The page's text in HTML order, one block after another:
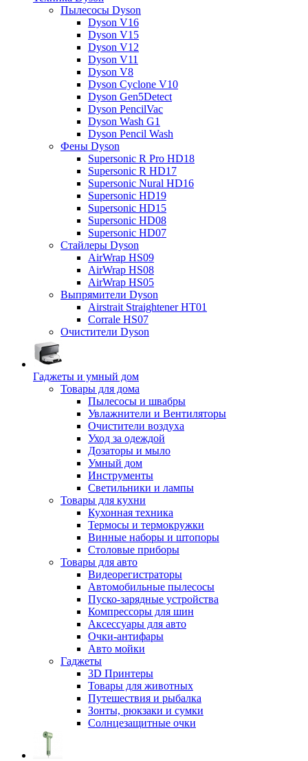
Пылесосы Dyson
Dyson V16
Dyson V15
Dyson V12
Dyson V11
Dyson V8
Dyson Cyclone V10
Dyson Gen5Detect
Dyson PencilVac
Dyson Wash G1
Dyson Pencil Wash
Фены Dyson
Supersonic R Pro HD18
Supersonic R HD17
Supersonic Nural HD16
Supersonic HD19
Supersonic HD15
Supersonic HD08
Supersonic HD07
Стайлеры Dyson
AirWrap HS09
AirWrap HS08
AirWrap HS05
Выпрямители Dyson
Airstrait Straightener HT01
Corrale HS07
Очистители Dyson
Гаджеты и умный дом
Товары для дома
Пылесосы и швабры
Увлажнители и Вентиляторы
Очистители воздуха
Уход за одеждой
Дозаторы и мыло
Умный дом
Инструменты
Светильники и лампы
Товары для кухни
Кухонная техника
Термосы и термокружки
Винные наборы и штопоры
Столовые приборы
Товары для авто
Видеорегистраторы
Автомобильные пылесосы
Пуско-зарядные устройства
Компрессоры для шин
Аксессуары для авто
Очки-антифары
Авто мойки
Гаджеты
3D Принтеры
Товары для животных
Путешествия и рыбалка
Зонты, рюкзаки и сумки
Солнцезащитные очки